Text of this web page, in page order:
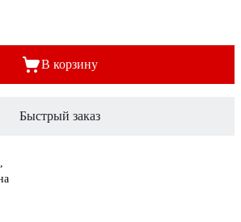
В корзину
Быстрый заказ